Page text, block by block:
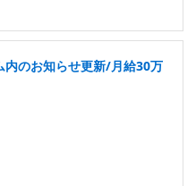
のお知らせ更新/月給30万